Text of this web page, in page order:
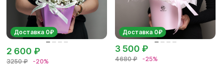
Доставка 0₽
3250 ₽ -20%
2 600 ₽
Доставка 0₽
4680 ₽ -25%
3 500 ₽